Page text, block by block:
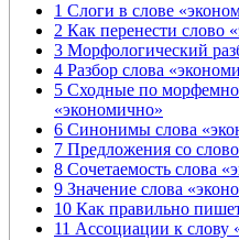
1 Слоги в слове
2 Как перенести слово
3 Морфологический
4 Разбор слова
5 Сходные по
«экономично»
6 Синонимы слова
7 Предложения со
8 Сочетаемость слова
9 Значение слова
10 Как правильно
11 Ассоциации к слову